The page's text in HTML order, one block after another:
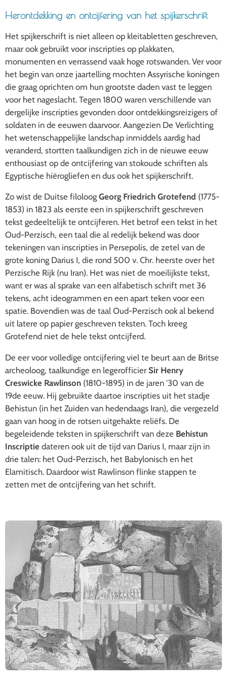
Herontdekking en ontcijfering van het spijkerschrift
Het spijkerschrift is niet alleen op kleitabletten geschreven,
maar ook gebruikt voor inscripties op plakkaten,
monumenten en verrassend vaak hoge rotswanden. Ver voor
het begin van onze jaartelling mochten Assyrische koningen
die graag oprichten om hun grootste daden vast te leggen
voor het nageslacht. Tegen 1800 waren verschillende van
dergelijke inscripties gevonden door ontdekkingsreizigers of
soldaten in de eeuwen daarvoor. Aangezien De Verlichting
het wetenschappelijke landschap inmiddels aardig had
veranderd, stortten taalkundigen zich in de nieuwe eeuw
enthousiast op de ontcijfering van stokoude schriften als
Egyptische hiërogliefen en dus ook het spijkerschrift.
Zo wist de Duitse filoloog Georg Friedrich Grotefend (1775-
1853) in 1823 als eerste een in spijkerschrift geschreven
tekst gedeeltelijk te ontcijferen. Het betrof een tekst in het
Oud-Perzisch, een taal die al redelijk bekend was door
tekeningen van inscripties in Persepolis, de zetel van de
grote koning Darius I, die rond 500 v. Chr. heerste over het
Perzische Rijk (nu Iran). Het was niet de moeilijkste tekst,
want er was al sprake van een alfabetisch schrift met 36
tekens, acht ideogrammen en een apart teken voor een
spatie. Bovendien was de taal Oud-Perzisch ook al bekend
uit latere op papier geschreven teksten. Toch kreeg
Grotefend niet de hele tekst ontcijferd.
De eer voor volledige ontcijfering viel te beurt aan de Britse
archeoloog, taalkundige en legerofficierSir Henry
Creswicke Rawlinson (1810-1895) in de jaren '30 van de
19de eeuw. Hij gebruikte daartoe inscripties uit het stadje
Behistun (in het Zuiden van hedendaags Iran), die vergezeld
gaan van hoog in de rotsen uitgehakte reliëfs. De
begeleidende teksten in spijkerschrift van deze Behistun
Inscriptie dateren ook uit de tijd van Darius I, maar zijn in
drie talen: het Oud-Perzisch, het Babylonisch en het
Elamitisch. Daardoor wist Rawlinson flinke stappen te
zetten met de ontcijfering van het schrift.